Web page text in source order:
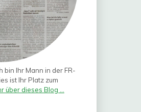
bin Ihr Mann in der FR-
ist Ihr Platz zum
über dieses Blog ...